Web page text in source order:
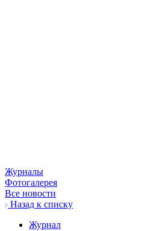
Журналы
Фотогалерея
Все новости
Назад к списку
Журнал